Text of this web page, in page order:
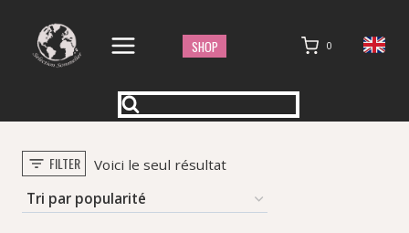
contenu
SHOP 0
FILTER Voici le seul résultat